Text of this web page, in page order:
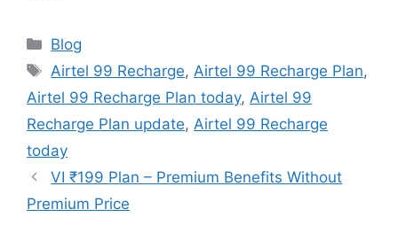
Categories
Blog
Tags
Airtel 99 Recharge,Airtel 99 Recharge Plan,
Airtel 99 Recharge Plan today, Airtel 99
Recharge Plan update, Airtel 99 Recharge
today
VI ₹199 Plan – Premium Benefits Without
Premium Price